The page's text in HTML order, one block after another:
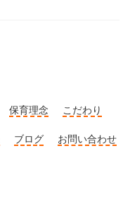
保育理念 こだわり
ブログ お問い合わせ